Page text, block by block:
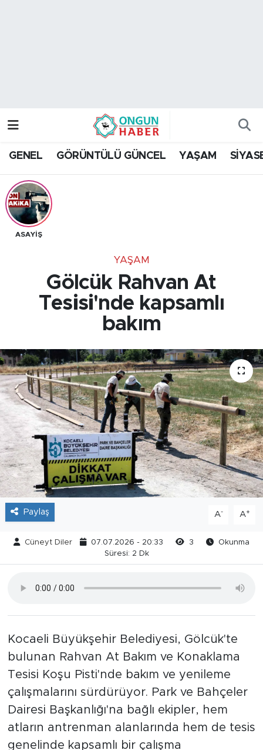
GENEL GÖRÜNTÜLÜ GÜNCEL YAŞAM
ASAYİŞ
YAŞAM
Gölcük Rahvan At
Tesisi'nde kapsamlı
bakım
Paylaş A- A+
Cüneyt Diler 07.07.2026 - 20:33 3
Okunma
Süresi: 2 Dk
Kocaeli Büyükşehir Belediyesi, Gölcük'te
bulunan Rahvan At Bakım ve Konaklama
Tesisi Koşu Pisti'nde bakım ve yenileme
çalışmalarını sürdürüyor. Park ve Bahçeler
Dairesi Başkanlığı'na bağlı ekipler, hem
atların antrenman alanlarında hem de tesis
genelinde kapsamlı bir çalışma
Trafik Durumu
Tüm Manşetler
Son Dakika Haberleri